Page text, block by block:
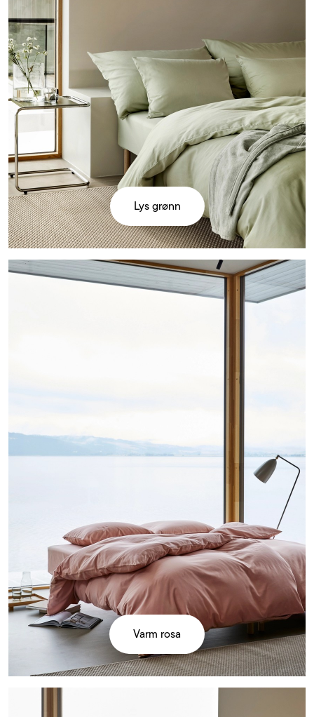
Lys grønn
Varm
Varm rosa